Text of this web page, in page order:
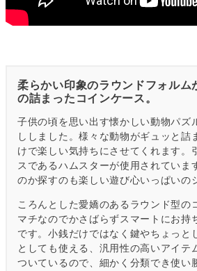
柔らかい印象のラウンドフォルム
の詰まったコインケース。
子供の頃を思い出す懐かしい動物パズ
ししました。様々な動物がギュッと詰
けで楽しい気持ちにさせてくれます。
スであるハムスターが使用されていま
のか探すのも楽しい遊び心いっぱいの
ころんとした愛嬌のあるラウンド型の
マチなのでかさばらずスマートにお持
です。小銭だけではなく鍵やちょっと
としても使える、汎用性の高いアイテ
ついているので、細かく分類でき使い